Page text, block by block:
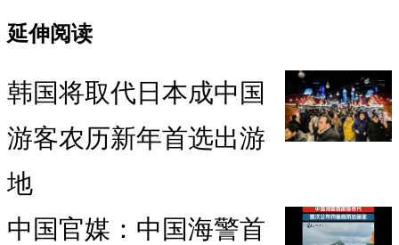
延伸阅读
韩国将取代日本成中国
游客农历新年首选出游
地
中国官媒：中国海警首